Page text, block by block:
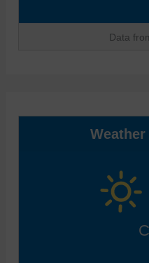
Data